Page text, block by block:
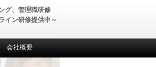
グ、管理職研修
イン研修提供中～
会社概要